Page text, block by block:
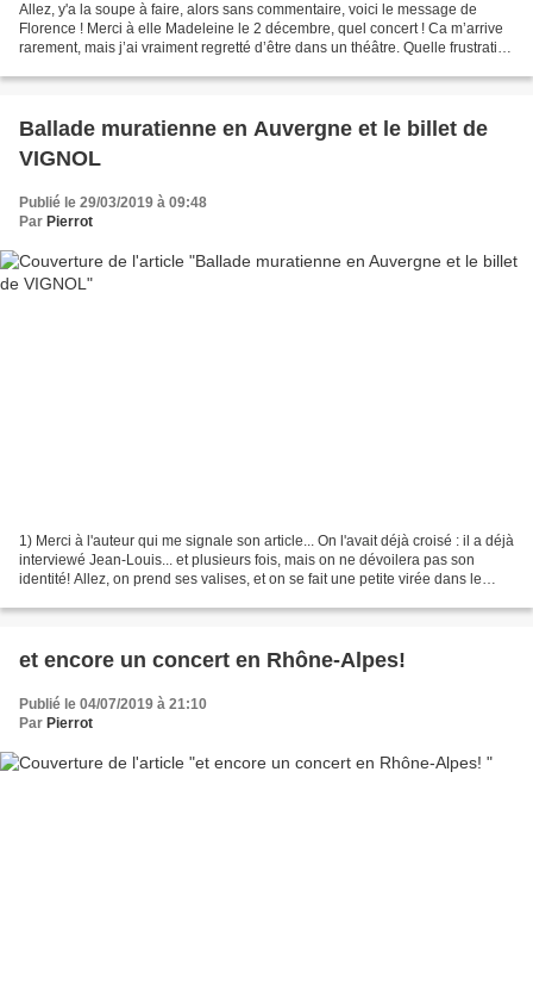
Allez, y'a la soupe à faire, alors sans commentaire, voici le message de
Florence ! Merci à elle Madeleine le 2 décembre, quel concert ! Ca m’arrive
rarement, mais j’ai vraiment regretté d’être dans un théâtre. Quelle frustration
Ballade muratienne en Auvergne et le billet de
VIGNOL
Publié le 29/03/2019 à 09:48
Par Pierrot
1) Merci à l'auteur qui me signale son article... On l'avait déjà croisé : il a déjà
interviewé Jean-Louis... et plusieurs fois, mais on ne dévoilera pas son
identité! Allez, on prend ses valises, et on se fait une petite virée dans le
et encore un concert en Rhône-Alpes!
Publié le 04/07/2019 à 21:10
Par Pierrot